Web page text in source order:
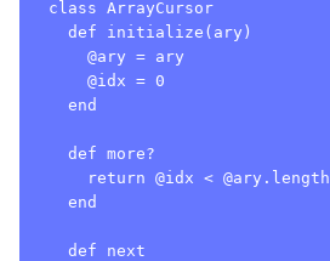
  class ArrayCursor
    def initialize(ary)
      @ary = ary
      @idx = 0
    end
    def more?
      return @idx < @ary.length
    end
    def next